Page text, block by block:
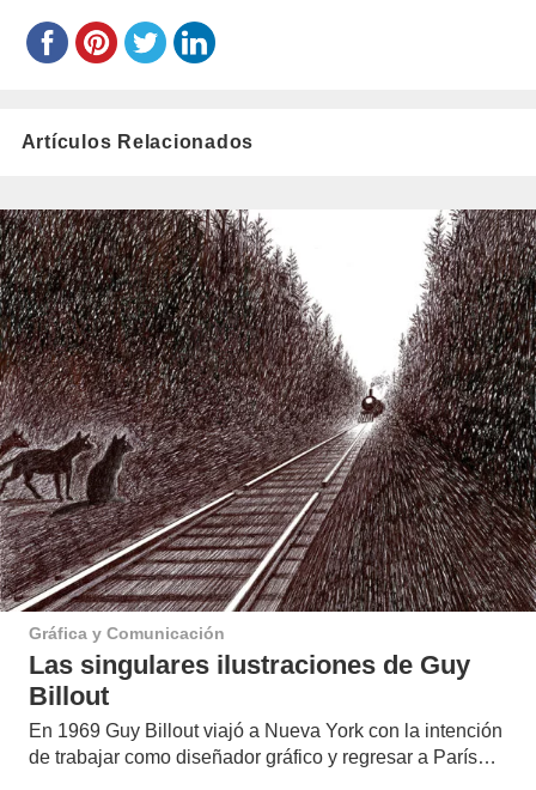
Artículos Relacionados
Gráfica y Comunicación
Las singulares ilustraciones de Guy
Billout
En 1969 Guy Billout viajó a Nueva York con la intención
de trabajar como diseñador gráfico y regresar a París…